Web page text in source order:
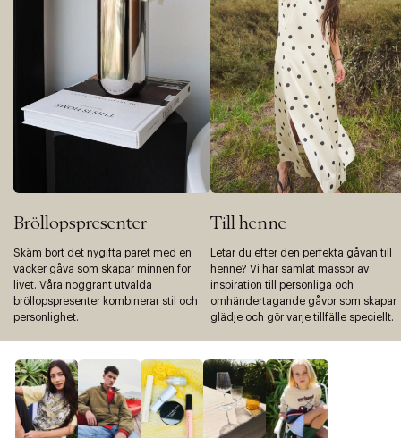
Bröllopspresenter
Skäm bort det nygifta paret med en
vacker gåva som skapar minnen för
livet. Våra noggrant utvalda
bröllopspresenter kombinerar stil och
personlighet.
Till henne
Letar du efter den perfekta gåvan till
henne? Vi har samlat massor av
inspiration till personliga och
omhändertagande gåvor som skapar
glädje och gör varje tillfälle speciellt.